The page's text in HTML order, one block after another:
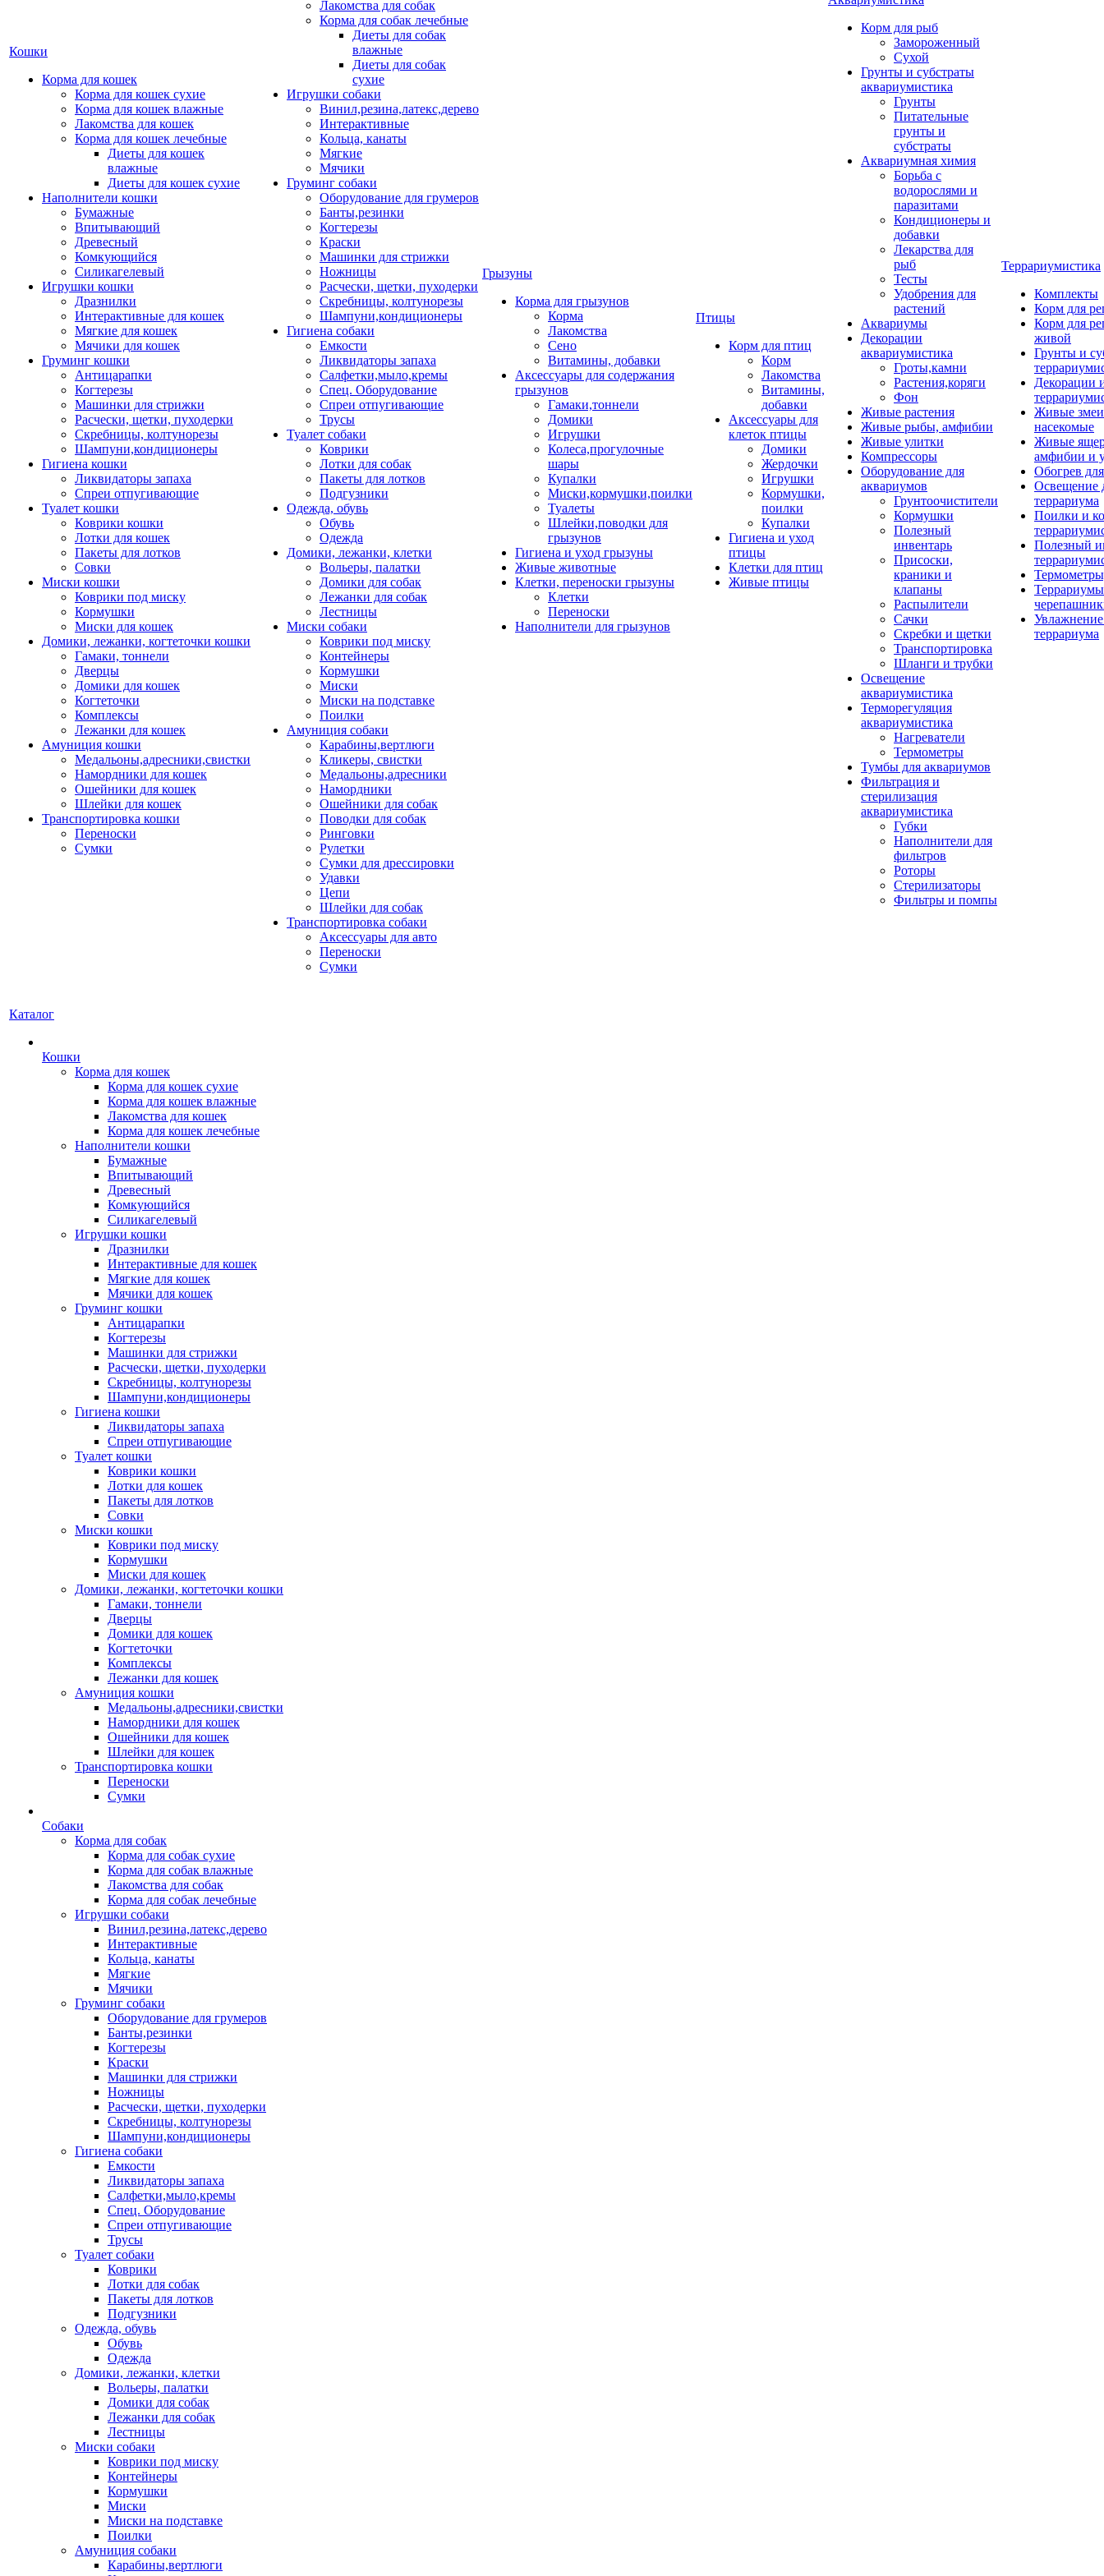
Кошки
Корма для кошек
Корма для кошек сухие
Корма для кошек влажные
Лакомства для кошек
Корма для кошек лечебные
Диеты для кошек
влажные
Диеты для кошек сухие
Наполнители кошки
Бумажные
Впитывающий
Древесный
Комкующийся
Силикагелевый
Игрушки кошки
Дразнилки
Интерактивные для кошек
Мягкие для кошек
Мячики для кошек
Груминг кошки
Антицарапки
Когтерезы
Машинки для стрижки
Расчески, щетки, пуходерки
Скребницы, колтунорезы
Шампуни,кондиционеры
Гигиена кошки
Ликвидаторы запаха
Спреи отпугивающие
Туалет кошки
Коврики кошки
Лотки для кошек
Пакеты для лотков
Совки
Миски кошки
Коврики под миску
Кормушки
Миски для кошек
Домики, лежанки, когтеточки кошки
Гамаки, тоннели
Дверцы
Домики для кошек
Когтеточки
Комплексы
Лежанки для кошек
Амуниция кошки
Медальоны,адресники,свистки
Намордники для кошек
Ошейники для кошек
Шлейки для кошек
Транспортировка кошки
Переноски
Сумки
Лакомства для собак
Корма для собак лечебные
Диеты для собак
влажные
Диеты для собак
сухие
Игрушки собаки
Винил,резина,латекс,дерево
Интерактивные
Кольца, канаты
Мягкие
Мячики
Груминг собаки
Оборудование для грумеров
Банты,резинки
Когтерезы
Краски
Машинки для стрижки
Ножницы
Расчески, щетки, пуходерки
Скребницы, колтунорезы
Шампуни,кондиционеры
Гигиена собаки
Емкости
Ликвидаторы запаха
Салфетки,мыло,кремы
Спец. Оборудование
Спреи отпугивающие
Трусы
Туалет собаки
Коврики
Лотки для собак
Пакеты для лотков
Подгузники
Одежда, обувь
Обувь
Одежда
Домики, лежанки, клетки
Вольеры, палатки
Домики для собак
Лежанки для собак
Лестницы
Миски собаки
Коврики под миску
Контейнеры
Кормушки
Миски
Миски на подставке
Поилки
Амуниция собаки
Карабины,вертлюги
Кликеры, свистки
Медальоны,адресники
Намордники
Ошейники для собак
Поводки для собак
Ринговки
Рулетки
Сумки для дрессировки
Удавки
Цепи
Шлейки для собак
Транспортировка собаки
Аксессуары для авто
Переноски
Сумки
Грызуны
Корма для грызунов
Корма
Лакомства
Сено
Витамины, добавки
Аксессуары для содержания
грызунов
Гамаки,тоннели
Домики
Игрушки
Колеса,прогулочные
шары
Купалки
Миски,кормушки,поилки
Туалеты
Шлейки,поводки для
грызунов
Гигиена и уход грызуны
Живые животные
Клетки, переноски грызуны
Клетки
Переноски
Наполнители для грызунов
Птицы
Корм для птиц
Корм
Лакомства
Витамины,
добавки
Аксессуары для
клеток птицы
Домики
Жердочки
Игрушки
Кормушки,
поилки
Купалки
Гигиена и уход
птицы
Клетки для птиц
Живые птицы
Корм для рыб
Замороженный
Сухой
Грунты и субстраты
аквариумистика
Грунты
Питательные
грунты и
субстраты
Аквариумная химия
Борьба с
водорослями и
паразитами
Кондиционеры и
добавки
Лекарства для
рыб
Тесты
Удобрения для
растений
Аквариумы
Декорации
аквариумистика
Гроты,камни
Растения,коряги
Фон
Живые растения
Живые рыбы, амфибии
Живые улитки
Компрессоры
Оборудование для
аквариумов
Грунтоочистители
Кормушки
Полезный
инвентарь
Присоски,
краники и
клапаны
Распылители
Сачки
Скребки и щетки
Транспортировка
Шланги и трубки
Освещение
аквариумистика
Терморегуляция
аквариумистика
Нагреватели
Термометры
Тумбы для аквариумов
Фильтрация и
стерилизация
аквариумистика
Губки
Наполнители для
фильтров
Роторы
Стерилизаторы
Фильтры и помпы
Террариумистика
Комплекты
Корм для
Корм для
живой
Грунты и
Декорации
Живые
насекомые
Живые
амфибии и
Обогрев
Освещение
террариума
Поилки и
Полезный
террариума
Каталог
Кошки
Корма для кошек
Корма для кошек сухие
Корма для кошек влажные
Лакомства для кошек
Корма для кошек лечебные
Наполнители кошки
Бумажные
Впитывающий
Древесный
Комкующийся
Силикагелевый
Игрушки кошки
Дразнилки
Интерактивные для кошек
Мягкие для кошек
Мячики для кошек
Груминг кошки
Антицарапки
Когтерезы
Машинки для стрижки
Расчески, щетки, пуходерки
Скребницы, колтунорезы
Шампуни,кондиционеры
Гигиена кошки
Ликвидаторы запаха
Спреи отпугивающие
Туалет кошки
Коврики кошки
Лотки для кошек
Пакеты для лотков
Совки
Миски кошки
Коврики под миску
Кормушки
Миски для кошек
Домики, лежанки, когтеточки кошки
Гамаки, тоннели
Дверцы
Домики для кошек
Когтеточки
Комплексы
Лежанки для кошек
Амуниция кошки
Медальоны,адресники,свистки
Намордники для кошек
Ошейники для кошек
Шлейки для кошек
Транспортировка кошки
Переноски
Сумки
Собаки
Корма для собак
Корма для собак сухие
Корма для собак влажные
Лакомства для собак
Корма для собак лечебные
Игрушки собаки
Винил,резина,латекс,дерево
Интерактивные
Кольца, канаты
Мягкие
Мячики
Груминг собаки
Оборудование для грумеров
Банты,резинки
Когтерезы
Краски
Машинки для стрижки
Ножницы
Расчески, щетки, пуходерки
Скребницы, колтунорезы
Шампуни,кондиционеры
Гигиена собаки
Емкости
Ликвидаторы запаха
Салфетки,мыло,кремы
Спец. Оборудование
Спреи отпугивающие
Трусы
Туалет собаки
Коврики
Лотки для собак
Пакеты для лотков
Подгузники
Одежда, обувь
Обувь
Одежда
Домики, лежанки, клетки
Вольеры, палатки
Домики для собак
Лежанки для собак
Лестницы
Миски собаки
Коврики под миску
Контейнеры
Кормушки
Миски
Миски на подставке
Поилки
Амуниция собаки
Карабины,вертлюги